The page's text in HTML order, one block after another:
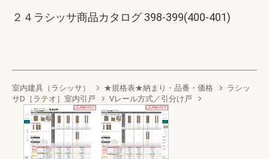
２４ラシッサ商品カタログ 398-399(400-401)
室内建具（ラシッサ） ★規格表★納まり・品番・価格
ラシッ
サD［ラテオ］室内引戸
Vレール方式／引分け戸